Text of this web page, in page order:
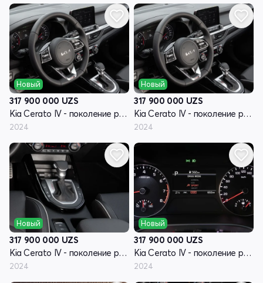
Новый
317 900 000 UZS
Kia Cerato IV - поколение рестайлинг
2024
Новый
317 900 000 UZS
Kia Cerato IV - поколение рестайлинг
2024
Новый
317 900 000 UZS
Kia Cerato IV - поколение рестайлинг
2024
Новый
317 900 000 UZS
Kia Cerato IV - поколение рестайлинг
2024